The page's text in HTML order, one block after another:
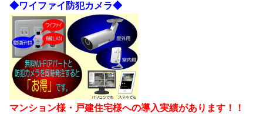
◆ワイファイ防犯カメラ◆
マンション様・戸建住宅様への導入実績があります！！